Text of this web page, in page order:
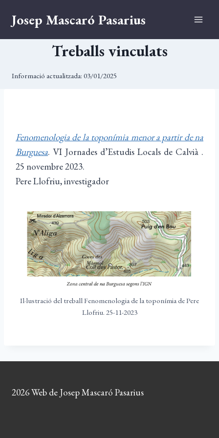
contingut
Josep Mascaró Pasarius
Treballs vinculats
Informació actualitzada: 03/01/2025
Fenomenologia de la toponímia menor a partir de na
Burguesa. VI Jornades d’Estudis Locals de Calvià .
25 novembre 2023.
Pere Llofriu, investigador
Il·lustració del treball Fenomenologia de la toponímia de Pere
Llofriu. 25-11-2023
2026 Web de Josep Mascaró Pasarius